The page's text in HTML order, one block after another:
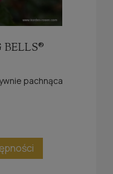
pachnąca